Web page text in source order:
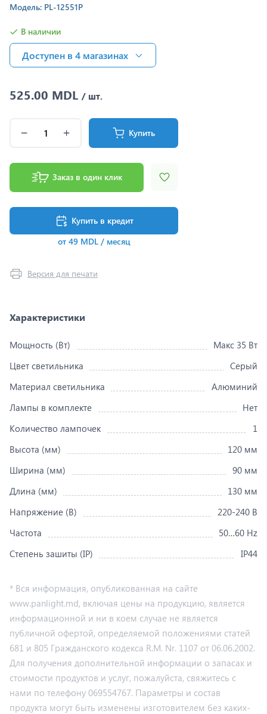
Модель: PL-12551P
В наличии
Доступен в 4 магазинах
525.00 MDL / шт.
Купить
Заказ в один клик
Купить в кредит
от 49 MDL / месяц
Версия для печати
Характеристики
Мощность (Вт)
Макс 35 Вт
Цвет светильника
Серый
Материал светильника
Алюминий
Лампы в комплекте
Нет
Количество лампочек
1
Высота (мм)
120 мм
Ширина (мм)
90 мм
Длина (мм)
130 мм
Напряжение (В)
220-240 В
Частота
50…60 Hz
Степень зашиты (IP)
IP44
* Вся информация, опубликованная на сайте
www.panlight.md, включая цены на продукцию, является
информационной и ни в коем случае не является
публичной офертой, определяемой положениями статей
681 и 805 Гражданского кодекса R.M. Nr. 1107 от 06.06.2002.
Для получения дополнительной информации о запасах и
стоимости продуктов и услуг, пожалуйста, свяжитесь с
нами по телефону 069554767. Параметры и состав
продукта могут быть изменены изготовителем без каких-